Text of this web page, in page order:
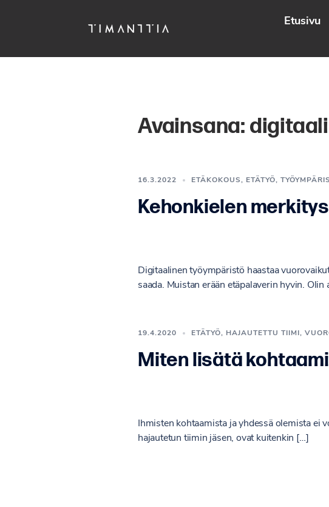
Etusivu
Avainsana:
16.3.2022 ETÄKOKOUS, ETÄTYÖ,
Kehonkielen
Digitaalinen työympäristö haastaa
saada. Muistan erään etäpalaverin hyvin. Olin
19.4.2020 ETÄTYÖ, HAJAUTETTU TIIMI ,
Miten lisätä
Ihmisten kohtaamista ja yhdessä olemista ei
hajautetun tiimin jäsen, ovat kuitenkin […]